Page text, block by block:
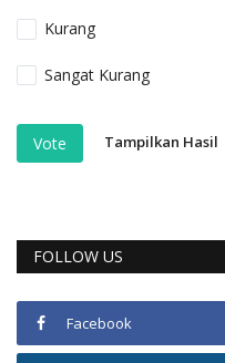
Kurang
Sangat Kurang
Vote Tampilkan Hasil
FOLLOW US
Facebook